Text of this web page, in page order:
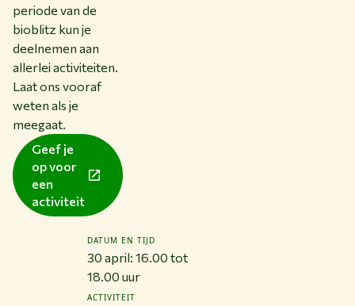
periode van de
bioblitz kun je
deelnemen aan
allerlei activiteiten.
Laat ons vooraf
weten als je
meegaat.
Geef je
op voor
een
activiteit
DATUM EN TIJD
30 april: 16.00 tot
18.00 uur
ACTIVITEIT